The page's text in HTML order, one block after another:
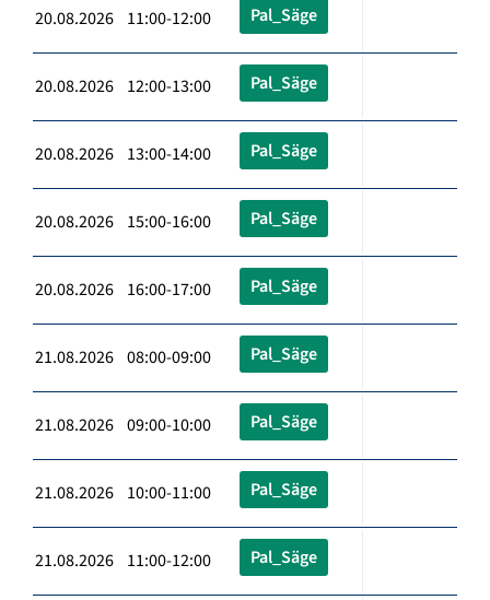
20.08.2026 11:00-12:00 Pal_Säge
20.08.2026 12:00-13:00 Pal_Säge
20.08.2026 13:00-14:00 Pal_Säge
20.08.2026 15:00-16:00 Pal_Säge
20.08.2026 16:00-17:00 Pal_Säge
21.08.2026 08:00-09:00 Pal_Säge
21.08.2026 09:00-10:00 Pal_Säge
21.08.2026 10:00-11:00 Pal_Säge
21.08.2026 11:00-12:00 Pal_Säge